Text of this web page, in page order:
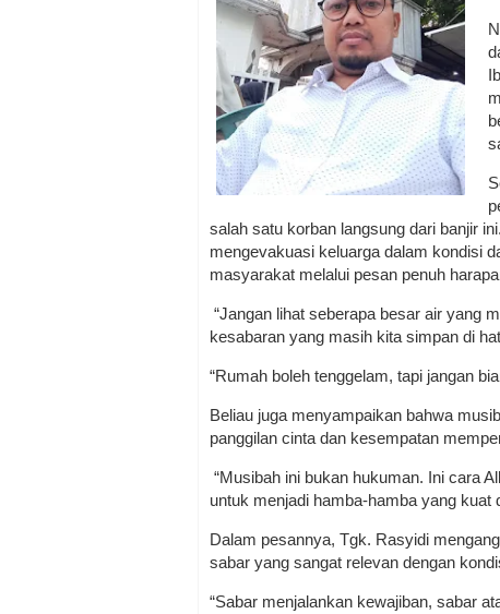
salah satu korban langsung dari banjir
mengevakuasi keluarga dalam kondisi
masyarakat melalui pesan penuh
“Jangan lihat seberapa besar air yang
kesabaran yang masih kita simpan di
“Rumah boleh tenggelam, tapi jangan
Beliau juga menyampaikan bahwa
panggilan cinta dan kesempatan
“Musibah ini bukan hukuman. Ini cara
untuk menjadi hamba-hamba yang kuat
Dalam pesannya, Tgk. Rasyidi
sabar yang sangat relevan dengan
“Sabar menjalankan kewajiban, sabar